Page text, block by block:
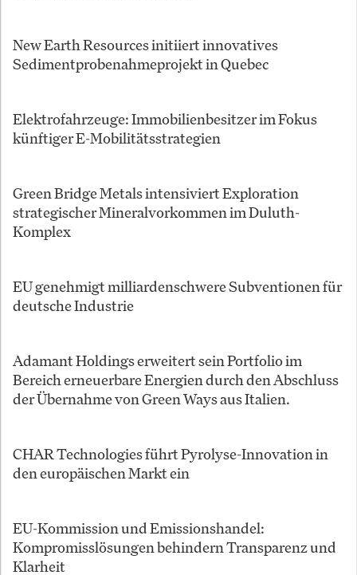
New Earth Resources initiiert innovatives
Sedimentprobenahmeprojekt in Quebec
Elektrofahrzeuge: Immobilienbesitzer im Fokus
künftiger E-Mobilitätsstrategien
Green Bridge Metals intensiviert Exploration
strategischer Mineralvorkommen im Duluth-
Komplex
EU genehmigt milliardenschwere Subventionen für
deutsche Industrie
Adamant Holdings erweitert sein Portfolio im
Bereich erneuerbare Energien durch den Abschluss
der Übernahme von Green Ways aus Italien.
CHAR Technologies führt Pyrolyse-Innovation in
den europäischen Markt ein
EU-Kommission und Emissionshandel:
Kompromisslösungen behindern Transparenz und
Klarheit